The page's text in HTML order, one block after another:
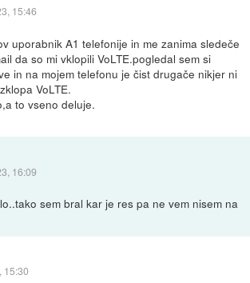
15:46
uporabnik A1 telefonije in me zanima sledeče
da so mi vklopili VoLTE.pogledal sem si
in na mojem telefonu je čist drugače nikjer ni
VoLTE.
to vseno deluje.
16:09
sem bral kar je res pa ne vem nisem na
15:30